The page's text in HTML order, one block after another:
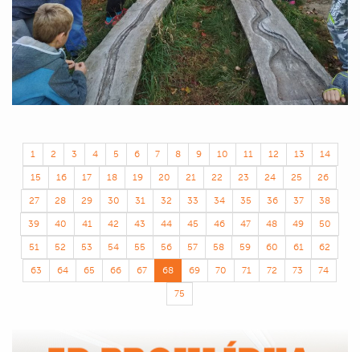
1 2 3 4 5 6 7 8 9 10 11 12 13 14
15 16 17 18 19 20 21 22 23 24 25 26
27 28 29 30 31 32 33 34 35 36 37 38
39 40 41 42 43 44 45 46 47 48 49 50
51 52 53 54 55 56 57 58 59 60 61 62
63 64 65 66 67 68 69 70 71 72 73 74
75